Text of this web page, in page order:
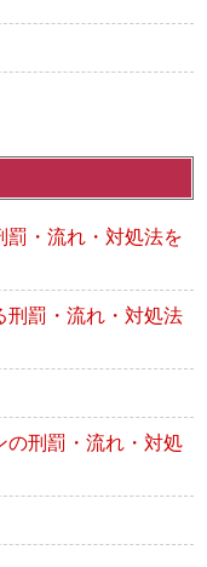
・流れ・対処法を
刑罰・流れ・対処法
の刑罰・流れ・対処